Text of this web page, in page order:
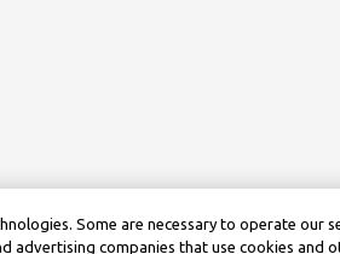
Some are necessary to operate our
advertising companies that use cookies and